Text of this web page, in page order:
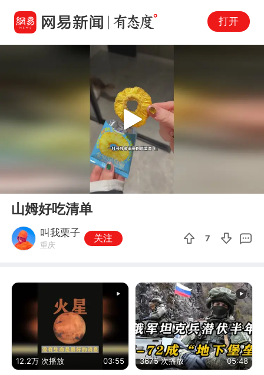
打开
Play
山姆好吃清单
叫我栗子
重庆
关注 7
12.2万 次播放 03:55 3675 次播放 05:48